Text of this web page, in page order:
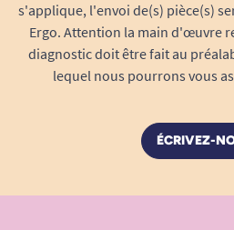
s'applique, l'envoi de(s) pièce(s)
Ergo. Attention la main d'œuvre
diagnostic doit être fait au
lequel nous pourrons vous
ÉCRIVEZ-